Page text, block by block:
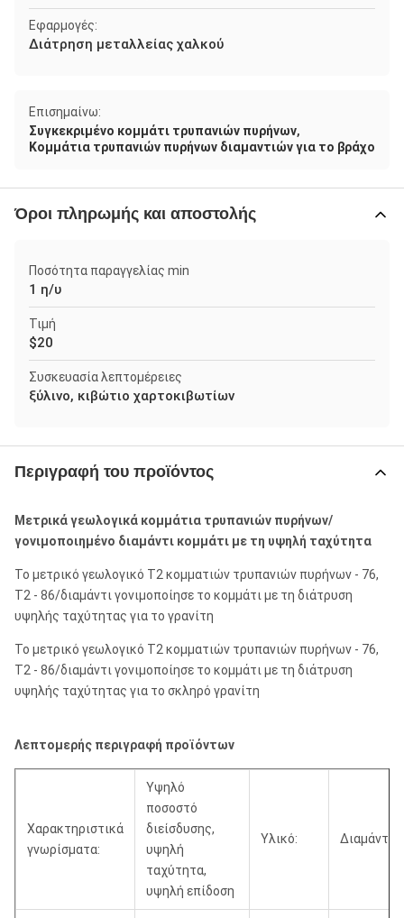
Εφαρμογές:
Διάτρηση μεταλλείας χαλκού
Επισημαίνω:
Συγκεκριμένο κομμάτι τρυπανιών πυρήνων,
Κομμάτια τρυπανιών πυρήνων διαμαντιών για το βράχο
Όροι πληρωμής και αποστολής
Ποσότητα παραγγελίας min
1 η/υ
Τιμή
$20
Συσκευασία λεπτομέρειες
ξύλινο, κιβώτιο χαρτοκιβωτίων
Περιγραφή του προϊόντος
Μετρικά γεωλογικά κομμάτια τρυπανιών πυρήνων/
γονιμοποιημένο διαμάντι κομμάτι με τη υψηλή ταχύτητα
Το μετρικό γεωλογικό T2 κομματιών τρυπανιών πυρήνων - 76,
T2 - 86/διαμάντι γονιμοποίησε το κομμάτι με τη διάτρυση
υψηλής ταχύτητας για το γρανίτη
Το μετρικό γεωλογικό T2 κομματιών τρυπανιών πυρήνων - 76,
T2 - 86/διαμάντι γονιμοποίησε το κομμάτι με τη διάτρυση
υψηλής ταχύτητας για το σκληρό γρανίτη
Λεπτομερής περιγραφή προϊόντων
Χαρακτηριστικά
γνωρίσματα:
Υψηλό
ποσοστό
διείσδυσης,
υψηλή
ταχύτητα,
υψηλή επίδοση
Υλικό: Διαμάντι